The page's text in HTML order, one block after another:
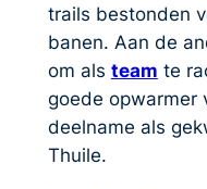
trails bestonden
banen. Aan de
om als team te
goede opwarmer
deelname als
Thuile.